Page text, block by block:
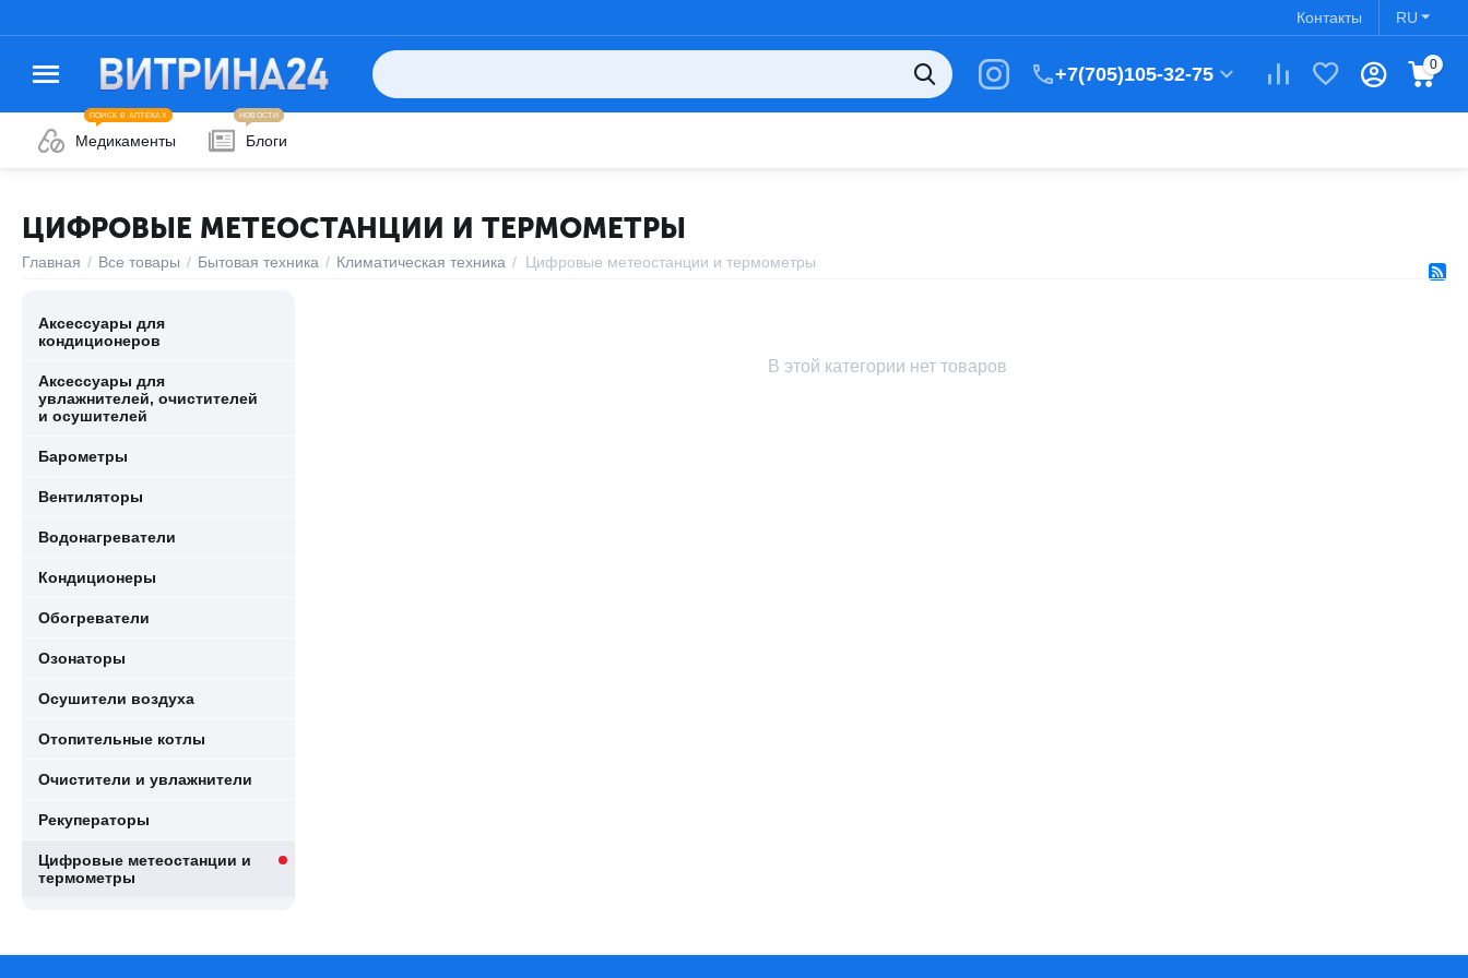
RU
Контакты
+7(705)105-32-75 0
Медикаменты
ПОИСК В АПТЕКАХ
Блоги
НОВОСТИ
ЦИФРОВЫЕ МЕТЕОСТАНЦИИ И ТЕРМОМЕТРЫ
Главная / Все товары / Бытовая техника / Климатическая техника / Цифровые метеостанции и термометры
В этой категории нет товаров
Аксессуары для
кондиционеров
Аксессуары для
увлажнителей, очистителей
и осушителей
Барометры
Вентиляторы
Водонагреватели
Кондиционеры
Обогреватели
Озонаторы
Осушители воздуха
Отопительные котлы
Очистители и увлажнители
Рекуператоры
Цифровые метеостанции и
термометры